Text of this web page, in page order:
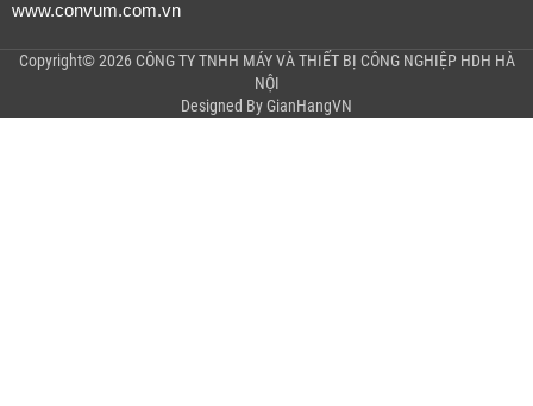
www.convum.com.vn
Copyright© 2026 CÔNG TY TNHH MÁY VÀ THIẾT BỊ CÔNG NGHIỆP HDH HÀ
NỘI
Designed By GianHangVN